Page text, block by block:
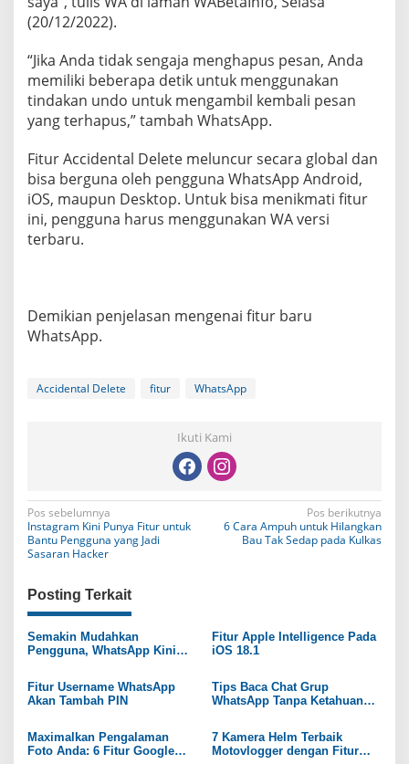
(20/12/2022).
“Jika Anda tidak sengaja menghapus pesan, Anda
memiliki beberapa detik untuk menggunakan
tindakan undo untuk mengambil kembali pesan
yang terhapus,” tambah WhatsApp.
Fitur Accidental Delete meluncur secara global dan
bisa berguna oleh pengguna WhatsApp Android,
iOS, maupun Desktop. Untuk bisa menikmati fitur
ini, pengguna harus menggunakan WA versi
terbaru.
Demikian penjelasan mengenai fitur baru
WhatsApp.
Accidental Delete fitur WhatsApp
Ikuti Kami
N
a
i
g
a
i
o
Pos sebelumnya
Instagram Kini Punya Fitur untuk
Bantu Pengguna yang Jadi
Sasaran Hacker
Pos berikutnya
6 Cara Ampuh untuk Hilangkan
Bau Tak Sedap pada Kulkas
Posting Terkait
Semakin Mudahkan
Pengguna, WhatsApp Kini
Fitur Apple Intelligence Pada
iOS 18.1
Fitur Username WhatsApp
Akan Tambah PIN
Tips Baca Chat Grup
WhatsApp Tanpa Ketahuan
Maximalkan Pengalaman
Foto Anda: 6 Fitur Google
7 Kamera Helm Terbaik
Motovlogger dengan Fitur